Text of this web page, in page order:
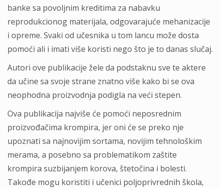
banke sa povoljnim kreditima za nabavku
reprodukcionog materijala, odgovarajuće mehanizacije
i opreme. Svaki od učesnika u tom lancu može dosta
pomoći ali i imati više koristi nego što je to danas slučaj.
Autori ove publikacije žele da podstaknu sve te aktere
da učine sa svoje strane znatno više kako bi se ova
neophodna proizvodnja podigla na veći stepen.
Ova publikacija najviše će pomoći neposrednim
proizvođačima krompira, jer oni će se preko nje
upoznati sa najnovijim sortama, novijim tehnološkim
merama, a posebno sa problematikom zaštite
krompira suzbijanjem korova, štetočina i bolesti.
Takođe mogu koristiti i učenici poljoprivrednih škola,